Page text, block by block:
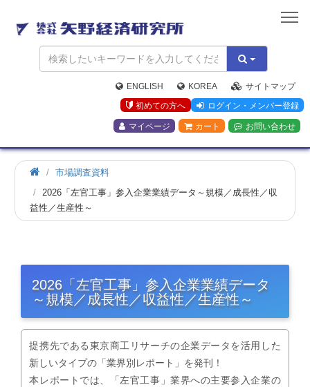
矢
野
経
済
研
究
所
ENGLISH KOREA
サイトマップ
初めての方へ
ログイン・メンバー登録
マイページ カート お問い合わせ
市場調査資料
2026「左官工事」参入企業業績データ～規模／成長性／収
益性／生産性～
2026「左官工事」参入企業業績データ
～規模／成長性／収益性／生産性～
提携先である東京商工リサーチの企業データを活用した
新しいタイプの「業界別レポート」を発刊！
本レポートでは、「左官工事」業界への主要参入企業の